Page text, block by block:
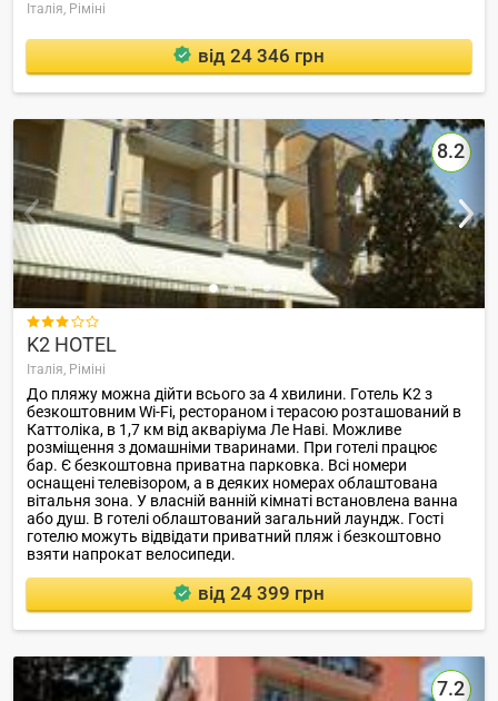
Італія, Ріміні
від 24 346 грн
8.2

K2 HOTEL
Італія, Ріміні
До пляжу можна дійти всього за 4 хвилини. Готель K2 з
безкоштовним Wi-Fi, рестораном і терасою розташований в
Каттоліка, в 1,7 км від акваріума Ле Наві. Можливе
розміщення з домашніми тваринами. При готелі працює
бар. Є безкоштовна приватна парковка. Всі номери
оснащені телевізором, а в деяких номерах облаштована
вітальня зона. У власній ванній кімнаті встановлена ванна
або душ. В готелі облаштований загальний лаундж. Гості
готелю можуть відвідати приватний пляж і безкоштовно
взяти напрокат велосипеди.
від 24 399 грн
7.2